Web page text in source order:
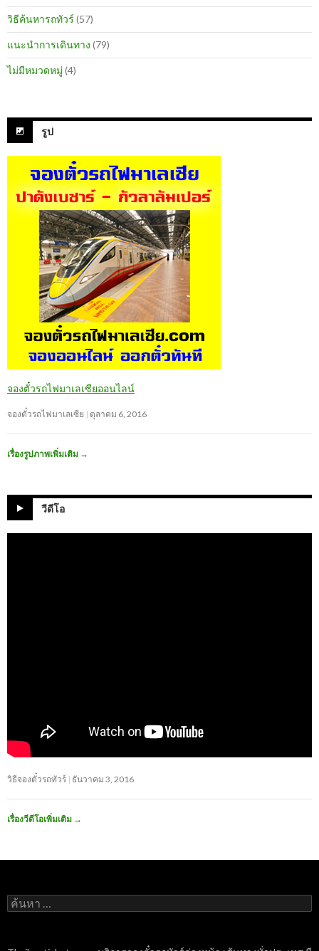
วิธีค้นหารถทัวร์ (57)
แนะนำการเดินทาง (79)
ไม่มีหมวดหมู่ (4)
รูป
จองตั๋วรถไฟมาเลเซียออนไลน์
จองตั๋วรถไฟมาเลเซีย ตุลาคม 6, 2016
เรื่องรูปภาพเพิ่มเติม →
วีดีโอ
วิธีจองตั๋วรถทัวร์ ธันวาคม 3, 2016
เรื่องวีดีโอเพิ่มเติม →
ค้นหา
สำหรับ: